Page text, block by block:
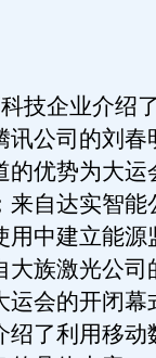
企业介绍
公司的刘春
优势为大运
自达实智能
用中建立能源
大族激光公司
会的开闭幕
了利用移动